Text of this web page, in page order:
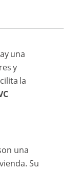
una
y
la
una
Su